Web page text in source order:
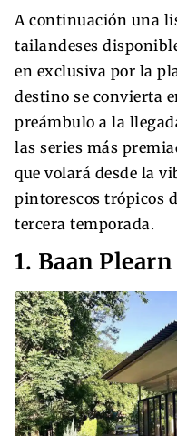
A continuación una
tailandeses
en exclusiva por la
destino se convierta
preámbulo a la
las series más
que volará desde la
pintorescos trópicos
tercera temporada.
1. Baan